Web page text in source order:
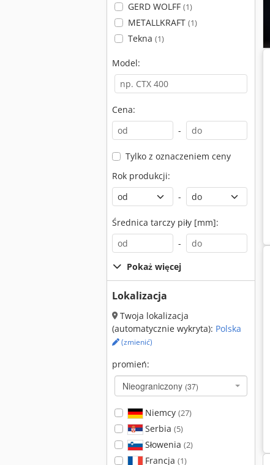
GERD WOLFF (1)
METALLKRAFT (1)
Tekna (1)
Model:
Cena:
-
Tylko z oznaczeniem ceny
Rok produkcji:
-
Średnica tarczy piły [mm]:
-
Pokaż więcej
Lokalizacja
Twoja lokalizacja
(automatycznie wykryta): Polska
(zmienić)
promień:
Nieograniczony (37)
Niemcy (27)
Serbia (5)
Słowenia (2)
Francja (1)